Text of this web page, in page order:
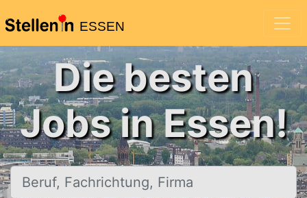
ESSEN
Die besten
Jobs in Essen!
Beruf, Fachrichtung, Firma